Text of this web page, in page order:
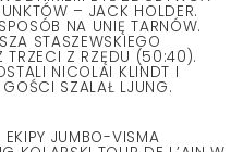
– JACK HOLDER.
NA UNIĘ TARNÓW.
STASZEWSKIEGO
TRZECI Z RZĘDU (50:40).
NICOLAI KLINDT I
SZALAŁ LJUNG.
JUMBO-VISMA